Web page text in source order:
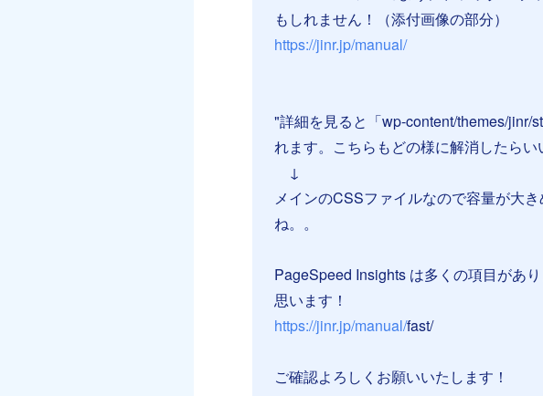
もしれません！（添付画像の部分）
https://jinr.jp/manual/
"詳細を見ると「wp-content/themes/jinr/
れます。こちらもどの様に解消したら
↓
メインのCSSファイルなので容量が大
ね。。
PageSpeed Insights は多くの項目があ
思います！
https://jinr.jp/manual/fast/
ご確認よろしくお願いいたします！